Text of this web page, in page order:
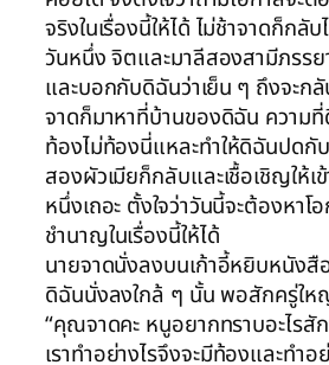
จริงในเรื่องนี้ให้ได้ ไม่ช้าจาดก็กลับ
วันหนึ่ง จิตและมาลีสองสามีภรรย
และบอกกับดิฉันว่าเย็น ๆ ถึงจะ
จาดก็มาหาที่บ้านของดิฉัน ความที่
ท้องไม่ท้องนี่แหละทำให้ดิฉันปดกับ
สองผัวเมียก็กลับและเชื้อเชิญให้
หนึ่งเถอะ ตั้งใจว่าวันนี้จะต้องหาโ
ชำนาญในเรื่องนี้ให้ได้
นายจาดนั่งลงบนเก้าอี้หยิบหนังสื
ดิฉันนั่งลงใกล้ ๆ นั้น พอสักครู่ให
“คุณจาดคะ หนูอยากทราบอะไร
เราทำอย่างไรจึงจะมีท้องและทำอ